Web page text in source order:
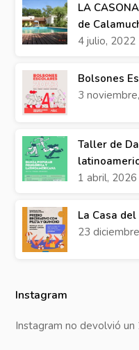
LA
de
4 julio, 2022
Bolsones
3
Taller de
1 abril, 2026
La Casa
23
Instagram
Instagram no devolvió un